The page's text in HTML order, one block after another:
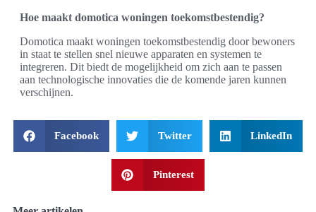
Hoe maakt domotica woningen toekomstbestendig?
Domotica maakt woningen toekomstbestendig door bewoners
in staat te stellen snel nieuwe apparaten en systemen te
integreren. Dit biedt de mogelijkheid om zich aan te passen
aan technologische innovaties die de komende jaren kunnen
verschijnen.
Facebook Twitter LinkedIn
Pinterest